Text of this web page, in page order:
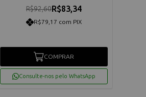
R$92,60R$83,34
R$79,17 com PIX
COMPRAR
Consulte-nos pelo WhatsApp